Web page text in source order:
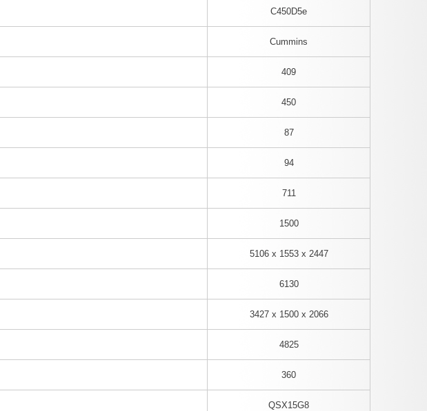
C450D5e
Cummins
409
450
87
94
711
1500
5106 x 1553 x 2447
6130
3427 x 1500 x 2066
4825
360
QSX15G8